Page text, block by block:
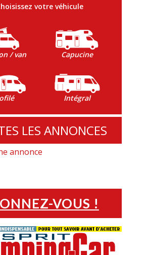
votre véhicule
/ van Capucine
Intégral
LES ANNONCES
annonce
VOUS !